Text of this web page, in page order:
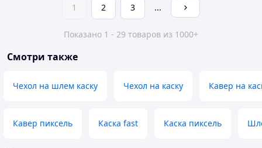
1 2 3 ...
Показано 1 - 29 товаров из 1000+
Смотри также
Чехол на шлем каску Чехол на каску Кавер на
Кавер пиксель Каска fast Каска пиксель